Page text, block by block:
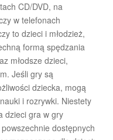
CD/DVD, na
w telefonach
to dzieci i młodzież,
formą spędzania
młodsze dzieci,
Jeśli gry są
dziecka, mogą
i rozrywki. Niestety
dzieci gra w gry
dostępnych